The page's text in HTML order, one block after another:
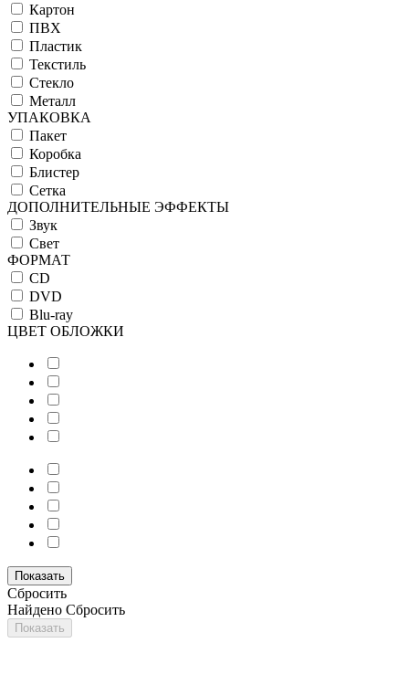
Картон
ПВХ
Пластик
Текстиль
Стекло
Металл
УПАКОВКА
Пакет
Коробка
Блистер
Сетка
ДОПОЛНИТЕЛЬНЫЕ ЭФФЕКТЫ
Звук
Свет
ФОРМАТ
CD
DVD
Blu-ray
ЦВЕТ ОБЛОЖКИ
Сбросить
Найдено Сбросить